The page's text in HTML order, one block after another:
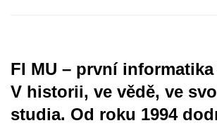
FI MU – první informatika
V historii, ve vědě, ve
studia. Od roku 1994